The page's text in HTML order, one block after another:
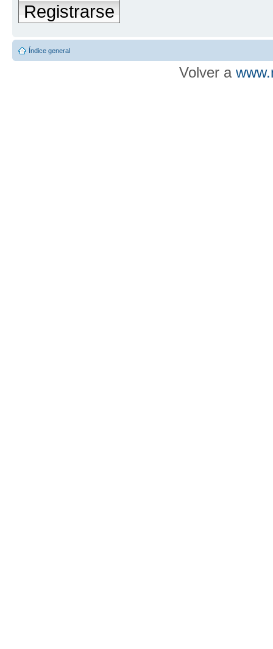
Registrarse
Índice general
Volver a